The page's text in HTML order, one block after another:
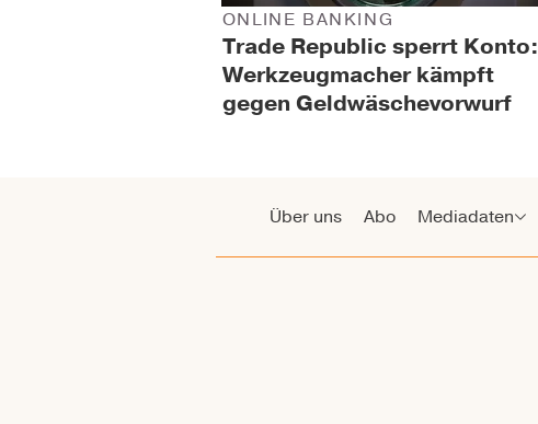
Trade Republic sperrt Konto:
Werkzeugmacher kämpft
gegen Geldwäschevorwurf
ONLINE BANKING
Über uns Abo Mediadaten